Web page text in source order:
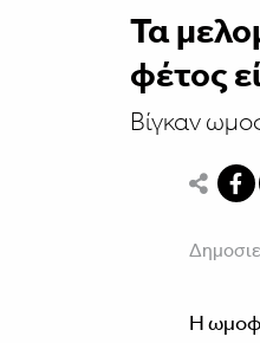
Τα
φέτος
Βίγκαν
Η